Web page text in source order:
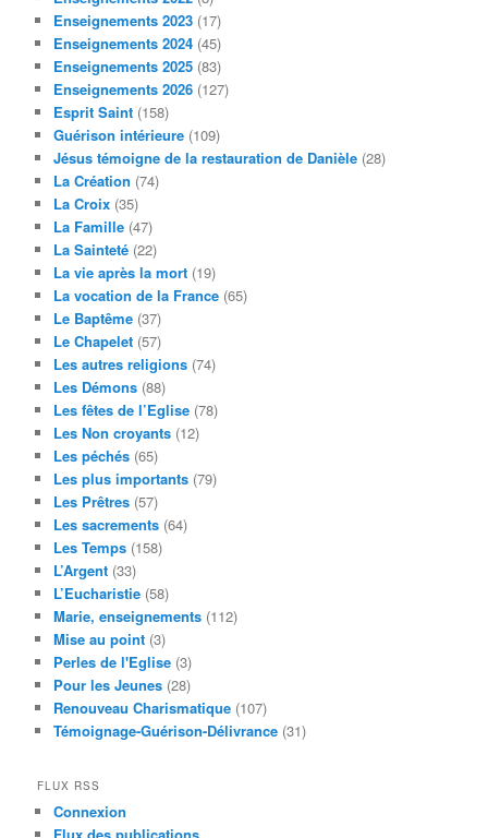
Enseignements 2023 (17)
Enseignements 2024 (45)
Enseignements 2025 (83)
Enseignements 2026 (127)
Esprit Saint (158)
Guérison intérieure (109)
Jésus témoigne de la restauration de Danièle (28)
La Création (74)
La Croix (35)
La Famille (47)
La Sainteté (22)
La vie après la mort (19)
La vocation de la France (65)
Le Baptême (37)
Le Chapelet (57)
Les autres religions (74)
Les Démons (88)
Les fêtes de l’Eglise (78)
Les Non croyants (12)
Les péchés (65)
Les plus importants (79)
Les Prêtres (57)
Les sacrements (64)
Les Temps (158)
L’Argent (33)
L’Eucharistie (58)
Marie, enseignements (112)
Mise au point (3)
Perles de l'Eglise (3)
Pour les Jeunes (28)
Renouveau Charismatique (107)
Témoignage-Guérison-Délivrance (31)
FLUX RSS
Connexion